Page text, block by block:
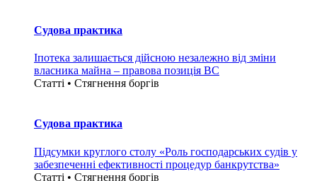
Судова практика
Іпотека залишається дійсною незалежно від зміни
власника майна – правова позиція ВС
Статті • Стягнення боргiв
Судова практика
Підсумки круглого столу «Роль господарських судів у
забезпеченні ефективності процедур банкрутства»
Статті • Стягнення боргiв